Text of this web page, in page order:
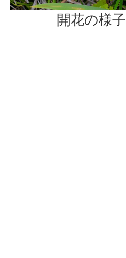
開花の様子